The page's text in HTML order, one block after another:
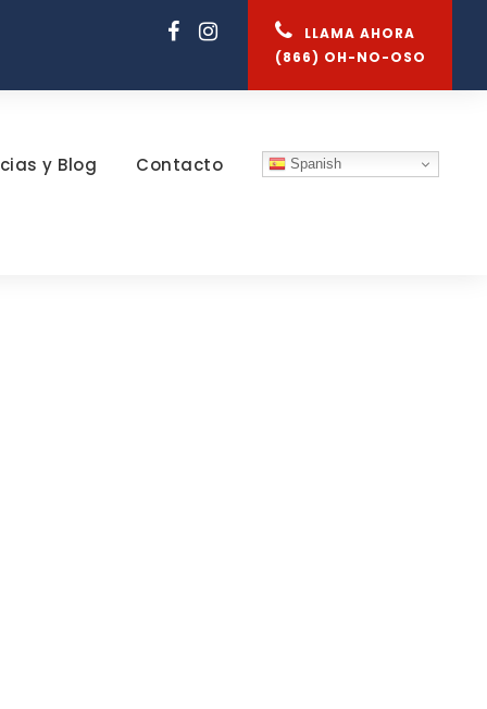
LLAMA AHORA
(866) OH-NO-OSO
y Blog Contacto Spanish